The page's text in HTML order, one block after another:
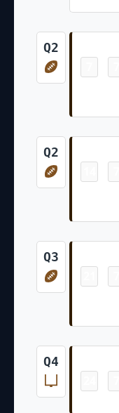
Q2
Q2
Q3
Q4